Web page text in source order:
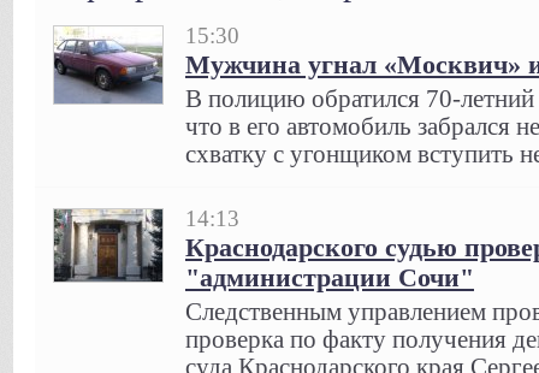
15:30
Мужчина угнал «Москвич» и
В полицию обратился 70-
что в его автомобиль забрался
схватку с угонщиком вступить
14:13
Краснодарского судью
"администрации Сочи"
Следственным управлением
проверка по факту получения
суда Краснодарского края